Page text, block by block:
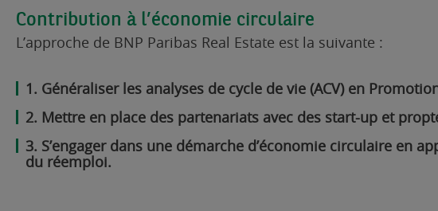
Contribution à l’économie circulaire
L’approche de BNP Paribas Real Estate est la suivante :
Généraliser les analyses de cycle de vie (ACV) en
Mettre en place des partenariats avec des start-up et
S’engager dans une démarche d’économie circulaire en
du réemploi.